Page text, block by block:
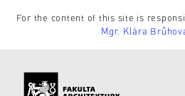
For the content of this site is
Mgr. Klára